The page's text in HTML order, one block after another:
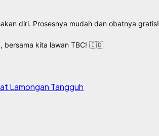
diri. Prosesnya mudah dan obatnya gratis!
bersama kita lawan TBC! 🇮🇩
Lamongan Tangguh